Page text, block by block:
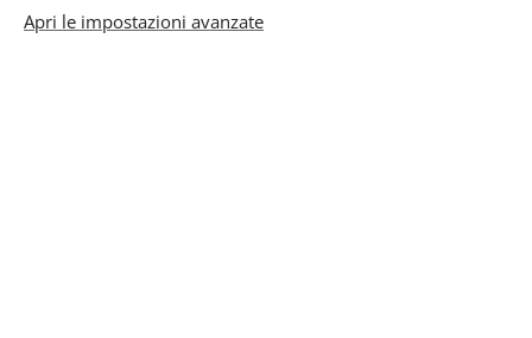
STAI PENSANDO
Apri le impostazioni avanzate